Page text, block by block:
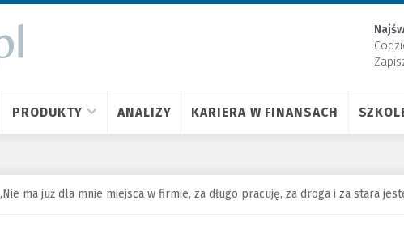
PRODUKTY ANALIZY KARIERA W FINANSACH
ma już dla mnie miejsca w firmie, za długo pracuję, za droga i za stara